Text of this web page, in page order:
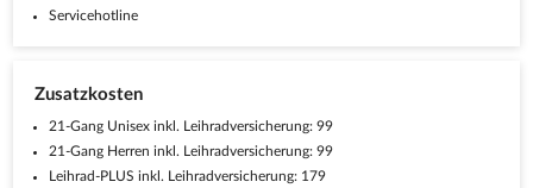
Servicehotline
Zusatzkosten
21-Gang Unisex inkl. Leihradversicherung: 99
21-Gang Herren inkl. Leihradversicherung: 99
Leihrad-PLUS inkl. Leihradversicherung: 179